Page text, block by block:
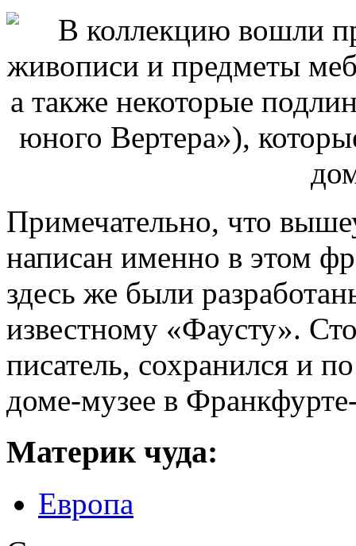
Примечательно, что
написан именно в этом
здесь же были
известному «Фаусту».
писатель, сохранился и
доме-музее в
Материк чуда:
Европа